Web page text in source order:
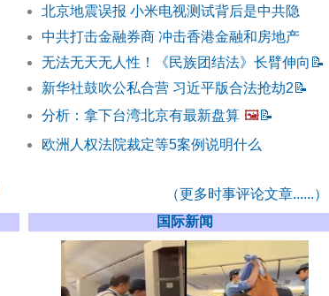
北京地震误报 小米电视测试背后是中共隐
中共打击金融券商 冲击香港金融和房地产
无法无天无人性！《民族团结法》长臂伸向 📝
新华社鼓吹公私合营 习近平版合法抢劫2 📝
分析：拿下台湾北京有最新盘算 🖼️📝
欧洲人权法院裁定等5案例说明什么
（更多时事评论文章......）
国际新闻